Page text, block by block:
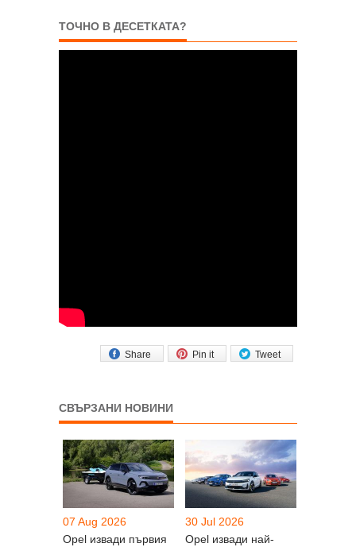
ТОЧНО В ДЕСЕТКАТА?
Tweet
Pin it
Share
СВЪРЗАНИ НОВИНИ
07 Aug 2026
Opel извади първия
30 Jul 2026
Opel извади най-